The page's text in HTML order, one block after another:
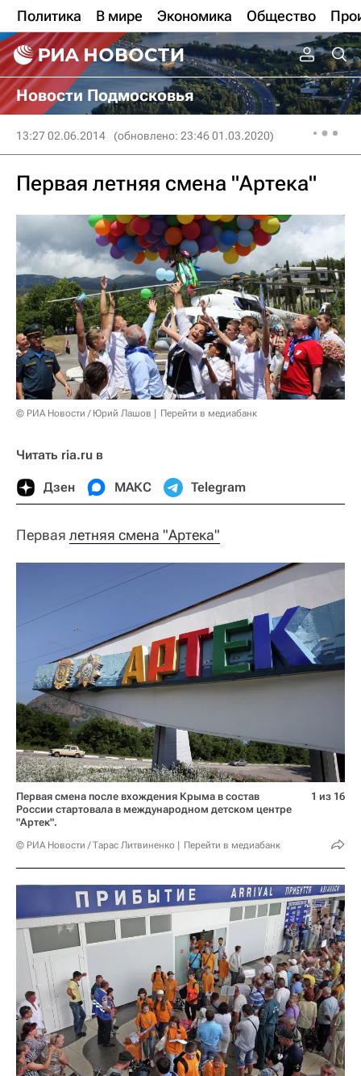
Политика В мире Экономика Общество
Новости Подмосковья
13:27 02.06.2014 (обновлено: 23:46 01.03.2020)
Первая летняя смена "Артека"
© РИА Новости / Юрий Лашов Перейти в медиабанк
Читать ria.ru в
Дзен МАКС Telegram
Первая летняя смена "Артека"
Первая смена после вхождения Крыма в состав
России стартовала в международном детском центре
"Артек".
© РИА Новости / Тарас Литвиненко Перейти в медиабанк
1 из 16